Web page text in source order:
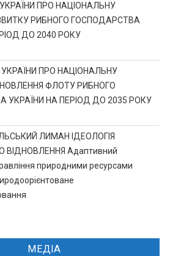
ПРО НАЦІОНАЛЬНУ
РИБНОГО ГОСПОДАРСТВА
ДО 2040 РОКУ
УКРАЇНИ ПРО НАЦІОНАЛЬНУ
ФЛОТУ РИБНОГО
УКРАЇНИ НА ПЕРІОД ДО 2035 РОКУ
ЛИМАН ІДЕОЛОГІЯ
ВІДНОВЛЕННЯ Адаптивний
природними ресурсами
МЕДІА